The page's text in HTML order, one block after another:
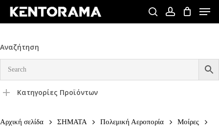
Skip
content
searchaccount
Menu
Αναζήτηση
Κατηγορίες Προϊόντων
Αρχική σελίδα ΣΗΜΑΤΑ Πολεμική Αεροπορία
Μοίρες